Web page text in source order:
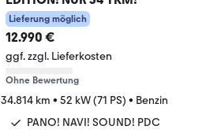
Lieferung möglich
12.990 €
ggf. zzgl. Lieferkosten
Ohne Bewertung
34.814 km • 52 kW (71 PS) • Benzin
PANO! NAVI! SOUND! PDC